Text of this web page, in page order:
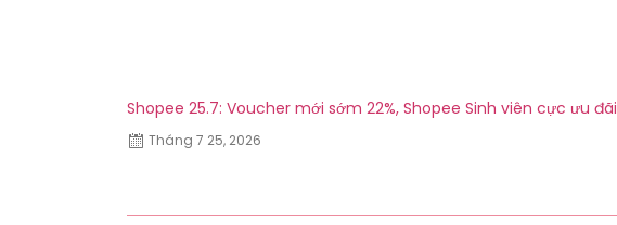
Shopee 25.7: Voucher mới sớm 22%, Shopee Sinh viên cực ưu đãi
Tháng 7 25, 2026